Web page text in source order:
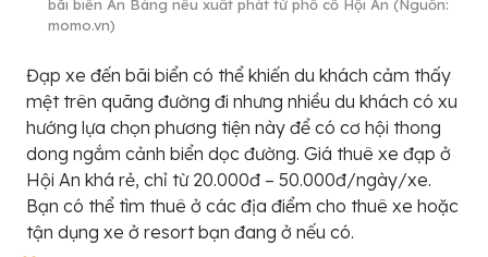
bãi biển An Bàng nếu xuất phát từ phố cổ Hội An (Nguồn:
momo.vn)
Đạp xe đến bãi biển có thể khiến du khách cảm thấy
mệt trên quãng đường đi nhưng nhiều du khách có xu
hướng lựa chọn phương tiện này để có cơ hội thong
dong ngắm cảnh biển dọc đường. Giá thuê xe đạp ở
Hội An khá rẻ, chỉ từ 20.000đ – 50.000đ/ngày/xe.
Bạn có thể tìm thuê ở các địa điểm cho thuê xe hoặc
tận dụng xe ở resort bạn đang ở nếu có.